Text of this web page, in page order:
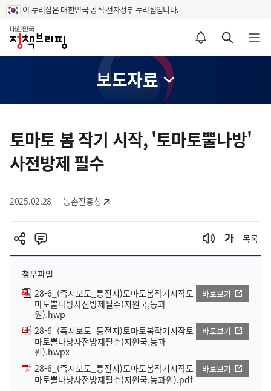
이 누리집은 대한민국 공식 전자정부 누리집입니다.
홈
알림설정 바로가기 검색 바로가기 메뉴 열기
보도자료
텐
츠
영
토마토 봄 작기 시작, '토마토뿔나방'
사전방제 필수
2025.02.28 농촌진흥청
목록
첨부파일
28-6_(즉시보도_통전지)토마토봄작기시작토
마토뿔나방사전방제필수(지원국,농과
원).hwp
바로보기
28-6_(즉시보도_통전지)토마토봄작기시작토
마토뿔나방사전방제필수(지원국,농과
원).hwpx
바로보기
28-6_(즉시보도_통전지)토마토봄작기시작토
마토뿔나방사전방제필수(지원국,농과원).pdf
바로보기